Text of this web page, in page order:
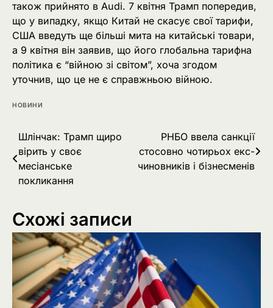
також прийнято в Audi. 7 квітня Трамп попередив,
що у випадку, якщо Китай не скасує свої тарифи,
США введуть ще більші мита на китайські товари,
а 9 квітня він заявив, що його глобальна тарифна
політика є “війною зі світом”, хоча згодом
уточнив, що це не є справжньою війною.
НОВИНИ
Навігація
записів
Шлінчак: Трамп щиро
вірить у своє
месіанське
покликання
РНБО ввела санкції
стосовно чотирьох екс-
чиновників і бізнесменів
Схожі записи